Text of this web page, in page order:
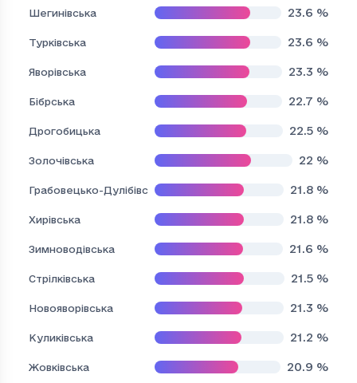
Шегинівська 23.6 %
Турківська 23.6 %
Яворівська 23.3 %
Бібрська 22.7 %
Дрогобицька 22.5 %
Золочівська 22 %
Грабовецько-Дулібівська 21.8 %
Хирівська 21.8 %
Зимноводівська 21.6 %
Стрілківська 21.5 %
Новояворівська 21.3 %
Куликівська 21.2 %
Жовківська 20.9 %